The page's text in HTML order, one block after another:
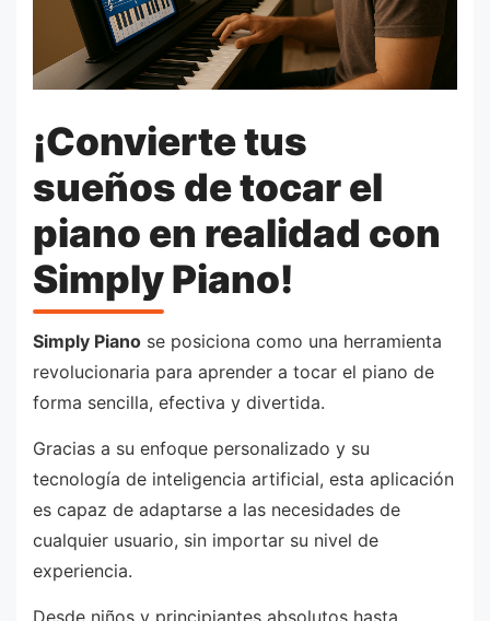
¡Convierte tus
sueños de tocar el
piano en realidad con
Simply Piano!
Simply Piano se posiciona como una herramienta
revolucionaria para aprender a tocar el piano de
forma sencilla, efectiva y divertida.
Gracias a su enfoque personalizado y su
tecnología de inteligencia artificial, esta aplicación
es capaz de adaptarse a las necesidades de
cualquier usuario, sin importar su nivel de
experiencia.
Desde niños y principiantes absolutos hasta